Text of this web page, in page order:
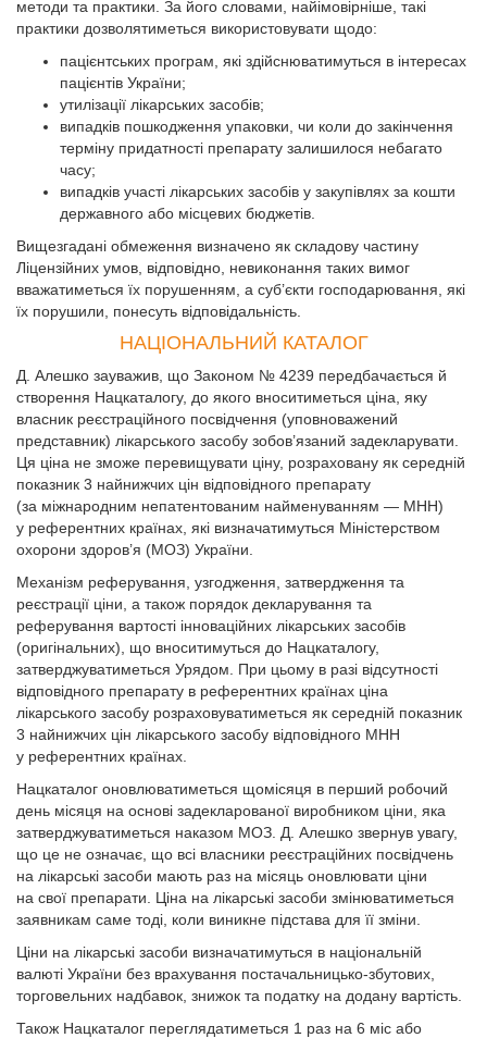
методи та практики. За його словами, найімовірніше, такі
практики дозволятиметься використовувати щодо:
пацієнтських програм, які здійснюватимуться в інтересах
пацієнтів України;
утилізації лікарських засобів;
випадків пошкодження упаковки, чи коли до закінчення
терміну придатності препарату залишилося небагато
часу;
випадків участі лікарських засобів у закупівлях за кош­ти
державного або місцевих бюджетів.
Вищезгадані обмеження визначено як складову частину
Ліцензійних умов, відповідно, невиконання таких вимог
вважатиметься їх порушенням, а суб’єкти господарювання, які
їх порушили, понесуть відповідальність.
НАЦІОНАЛЬНИЙ КАТАЛОГ
Д. Алешко зауважив, що Законом № 4239 передбачається й
створення Нац­каталогу, до якого вноситиметься ціна, яку
власник реєстраційного посвідчення (уповноважений
представник) лікарського засобу зобов’язаний задекларувати.
Ця ціна не зможе перевищувати ціну, розраховану як середній
показник 3 найнижчих цін відповідного препарату
(за міжнародним непатентованим найменуванням — МНН)
у референтних країнах, які визначатимуться Міністерством
охорони здоров’я (МОЗ) України.
Механізм реферування, узгодження, затвердження та
реєстрації ціни, а також порядок декларування та
реферування вартості інноваційних лікарських засобів
(оригінальних), що вноситимуться до Нацкаталогу,
затверджуватиметься Урядом. При цьому в разі відсутності
відповідного препарату в референтних країнах ціна
лікарського засобу розраховуватиметься як середній показник
3 найнижчих цін лікарського засобу відповідного МНН
у референтних країнах.
Нацкаталог оновлюватиметься щомісяця в перший робочий
день місяця на основі задекларованої виробником ціни, яка
затверджуватиметься наказом МОЗ. Д. Алешко звернув увагу,
що це не означає, що всі власники реєстраційних посвідчень
на лікарські засоби мають раз на місяць оновлювати ціни
на свої препарати. Ціна на лікарські засоби змінюватиметься
заявникам саме тоді, коли виникне підстава для її зміни.
Ціни на лікарські засоби визначатимуться в національній
валюті Украї­ни без врахування постачальницько-збутових,
торговельних надбавок, знижок та податку на додану вартість.
Також Нацкаталог переглядатиметься 1 раз на 6 міс або